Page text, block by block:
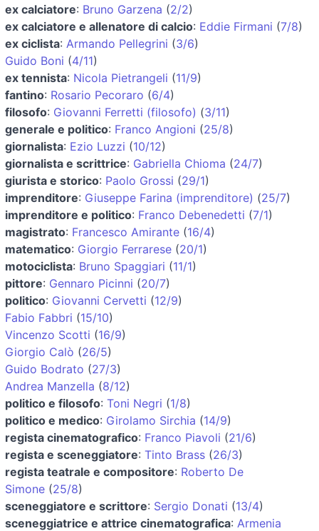
ex calciatore: Bruno Garzena (2/2)
ex calciatore e allenatore di calcio: Eddie Firmani (7/8)
ex ciclista: Armando Pellegrini (3/6)
Guido Boni (4/11)
ex tennista: Nicola Pietrangeli (11/9)
fantino: Rosario Pecoraro (6/4)
filosofo: Giovanni Ferretti (filosofo) (3/11)
generale e politico: Franco Angioni (25/8)
giornalista: Ezio Luzzi (10/12)
giornalista e scrittrice: Gabriella Chioma (24/7)
giurista e storico: Paolo Grossi (29/1)
imprenditore: Giuseppe Farina (imprenditore) (25/7)
imprenditore e politico: Franco Debenedetti (7/1)
magistrato: Francesco Amirante (16/4)
matematico: Giorgio Ferrarese (20/1)
motociclista: Bruno Spaggiari (11/1)
pittore: Gennaro Picinni (20/7)
politico: Giovanni Cervetti (12/9)
Fabio Fabbri (15/10)
Vincenzo Scotti (16/9)
Giorgio Calò (26/5)
Guido Bodrato (27/3)
Andrea Manzella (8/12)
politico e filosofo: Toni Negri (1/8)
politico e medico: Girolamo Sirchia (14/9)
regista cinematografico: Franco Piavoli (21/6)
regista e sceneggiatore: Tinto Brass (26/3)
regista teatrale e compositore: Roberto De
Simone (25/8)
sceneggiatore e scrittore: Sergio Donati (13/4)
sceneggiatrice e attrice cinematografica: Armenia